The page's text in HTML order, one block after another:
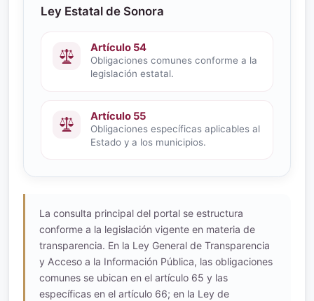
Ley Estatal de Sonora
Artículo 54
Obligaciones comunes conforme a la
legislación estatal.
Artículo 55
Obligaciones específicas aplicables al
Estado y a los municipios.
La consulta principal del portal se estructura
conforme a la legislación vigente en materia de
transparencia. En la Ley General de Transparencia
y Acceso a la Información Pública, las obligaciones
comunes se ubican en el artículo 65 y las
específicas en el artículo 66; en la Ley de